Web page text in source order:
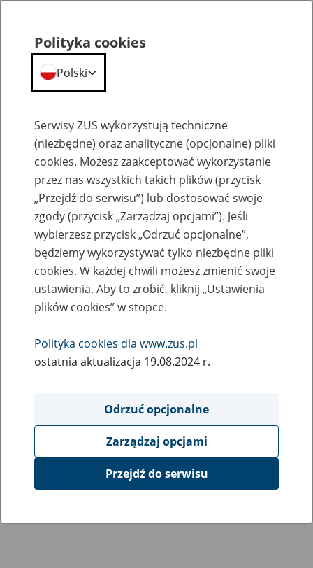
Kalendarium
Polityka cookies
Polski
Serwisy ZUS wykorzystują techniczne
(niezbędne) oraz analityczne (opcjonalne) pliki
cookies. Możesz zaakceptować wykorzystanie
przez nas wszystkich takich plików (przycisk
„Przejdź do serwisu”) lub dostosować swoje
zgody (przycisk „Zarządzaj opcjami”). Jeśli
wybierzesz przycisk „Odrzuć opcjonalne”,
będziemy wykorzystywać tylko niezbędne pliki
cookies. W każdej chwili możesz zmienić swoje
ustawienia. Aby to zrobić, kliknij „Ustawienia
plików cookies” w stopce.
Polityka cookies dla www.zus.pl
ostatnia aktualizacja 19.08.2024 r.
Odrzuć opcjonalne
Zarządzaj opcjami
Przejdź do serwisu